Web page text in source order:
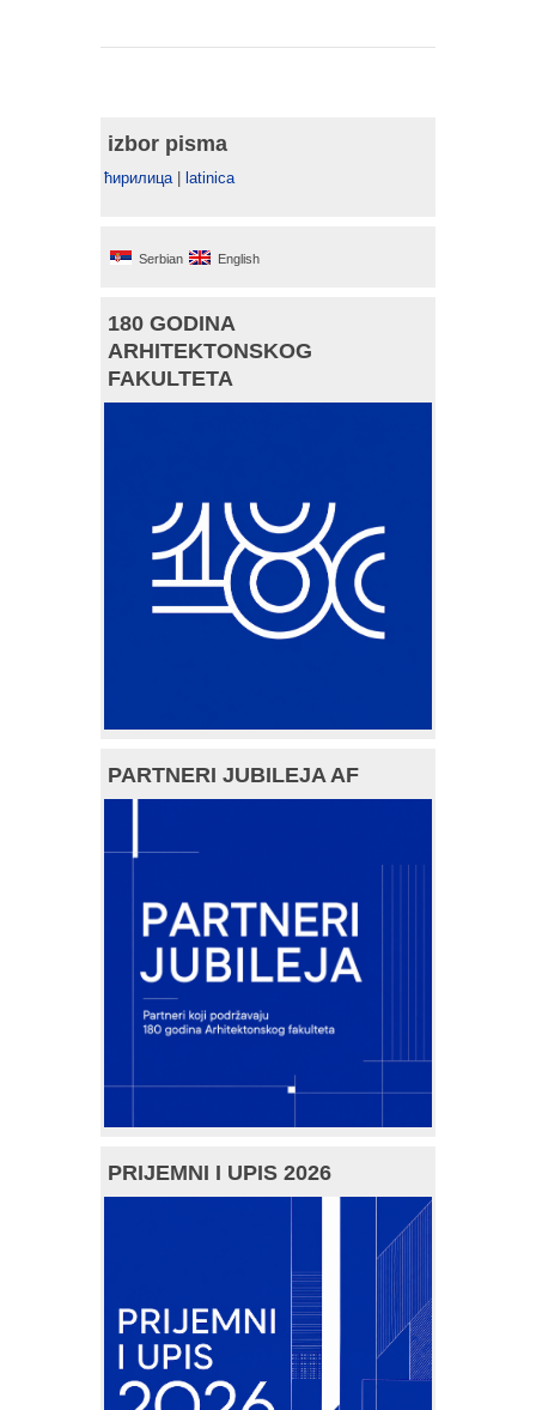
izbor pisma
ћирилица| latinica
Serbian English
180 GODINA
ARHITEKTONSKOG
FAKULTETA
PARTNERI JUBILEJA AF
PRIJEMNI I UPIS 2026